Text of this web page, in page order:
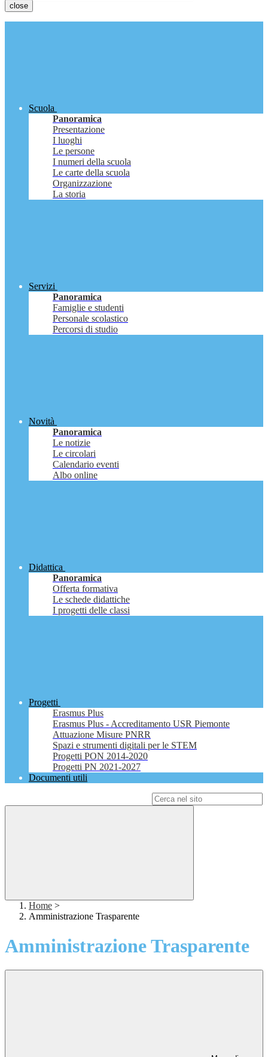
close
Scuola
Panoramica
Presentazione
I luoghi
Le persone
I numeri della scuola
Le carte della scuola
Organizzazione
La storia
Servizi
Panoramica
Famiglie e studenti
Personale scolastico
Percorsi di studio
Novità
Panoramica
Le notizie
Le circolari
Calendario eventi
Albo online
Didattica
Panoramica
Offerta formativa
Le schede didattiche
I progetti delle classi
Progetti
Erasmus Plus
Erasmus Plus - Accreditamento USR Piemonte
Attuazione Misure PNRR
Spazi e strumenti digitali per le STEM
Progetti PON 2014-2020
Progetti PN 2021-2027
Documenti utili
Home >
Amministrazione Trasparente
Amministrazione Trasparente